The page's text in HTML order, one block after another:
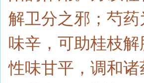
解卫分之邪；芍
味辛，可助桂枝
性味甘平，调和